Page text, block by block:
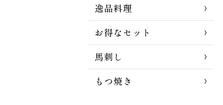
逸品料理
お得なセット
馬刺し
もつ焼き